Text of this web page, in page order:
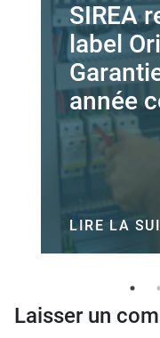
SIREA
label
année
LIRE LA
Laisser un